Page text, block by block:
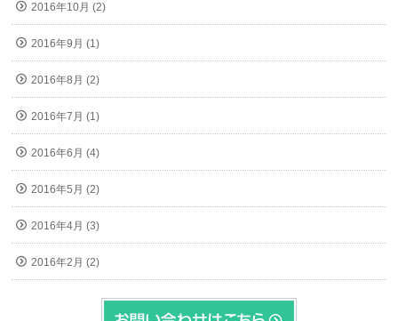
2016年10月 (2)
2016年9月 (1)
2016年8月 (2)
2016年7月 (1)
2016年6月 (4)
2016年5月 (2)
2016年4月 (3)
2016年2月 (2)